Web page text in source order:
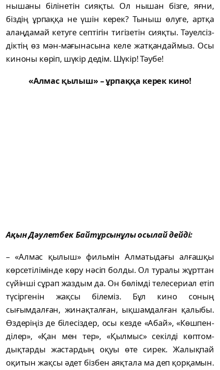
нышаны білінетін сияқ­ты. Ол нышан бізге, яғни,
біздің ұрпаққа не үшін керек? Тыныш өлуге, артқа
алаңдамай кетуге септігін тигізетін сияқты. Тәуел­сіз­
діктің өз мән-мағынасына келе жатқандай­мыз. Осы
киноны көріп, шүкір дедім. Шүкір! Тәубе!
«Алмас қылыш» – ұрпаққа керек кино!
Ақын Дәулетбек Байтұрсынұлы осы­лай дейді:
– «Алмас қылыш» фильмін Алматыдағы ал­ғашқы
көрсетілімінде көру нәсіп болды. Ол туралы жұрттан
сүйінші сұрап жаздым да. Он бөлімді телесериал етіп
түсіргенін жақсы білеміз. Бұл кино соның
сығымдалған, жи­нақталған, ықшамдалған қалыбы.
Өздеріңіз де білесіздер, осы кезде «Абай», «Көшпен­
ді­лер», «Қан мен тер», «Қылмыс» секілді көп­том­­
дықтарды жастардың оқуы өте сирек. Жа­лықпай
оқитын жақсы әдет бізбен аяқтала ма деп қорқамын.